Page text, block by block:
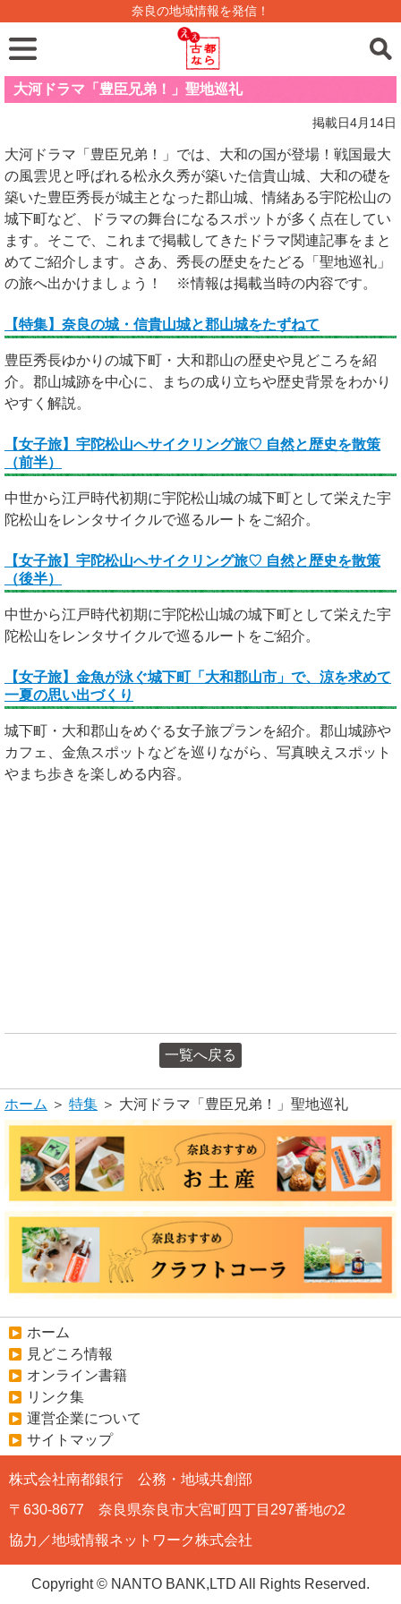
奈良の地域情報を発信！
大河ドラマ「豊臣兄弟！」聖地巡礼
掲載日4月14日
大河ドラマ「豊臣兄弟！」では、大和の国が登場！戦国最大
の風雲児と呼ばれる松永久秀が築いた信貴山城、大和の礎を
築いた豊臣秀長が城主となった郡山城、情緒ある宇陀松山の
城下町など、ドラマの舞台になるスポットが多く点在してい
ます。そこで、これまで掲載してきたドラマ関連記事をまと
めてご紹介します。さあ、秀長の歴史をたどる「聖地巡礼」
の旅へ出かけましょう！ ※情報は掲載当時の内容です。
【特集】奈良の城・信貴山城と郡山城をたずねて
豊臣秀長ゆかりの城下町・大和郡山の歴史や見どころを紹
介。郡山城跡を中心に、まちの成り立ちや歴史背景をわかり
やすく解説。
【女子旅】宇陀松山へサイクリング旅♡ 自然と歴史を散策
（前半）
中世から江戸時代初期に宇陀松山城の城下町として栄えた宇
陀松山をレンタサイクルで巡るルートをご紹介。
【女子旅】宇陀松山へサイクリング旅♡ 自然と歴史を散策
（後半）
中世から江戸時代初期に宇陀松山城の城下町として栄えた宇
陀松山をレンタサイクルで巡るルートをご紹介。
【女子旅】金魚が泳ぐ城下町「大和郡山市」で、涼を求めて
一夏の思い出づくり
城下町・大和郡山をめぐる女子旅プランを紹介。郡山城跡や
カフェ、金魚スポットなどを巡りながら、写真映えスポット
やまち歩きを楽しめる内容。
一覧へ戻る
ホーム ＞ 特集 ＞ 大河ドラマ「豊臣兄弟！」聖地巡礼
ホーム
見どころ情報
オンライン書籍
リンク集
運営企業について
サイトマップ
株式会社南都銀行 公務・地域共創部
〒630-8677 奈良県奈良市大宮町四丁目297番地の2
協力／地域情報ネットワーク株式会社
Copyright © NANTO BANK,LTD All Rights Reserved.